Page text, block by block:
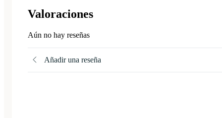
Valoraciones
Aún no hay reseñas
Añadir una reseña